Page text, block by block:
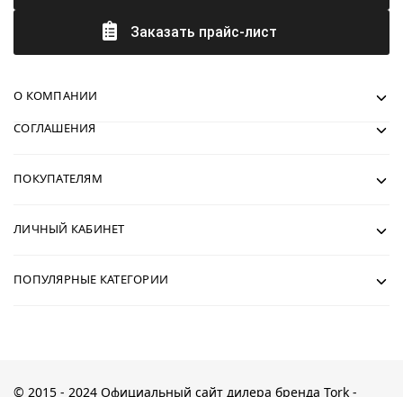
Заказать прайс-лист
О КОМПАНИИ
СОГЛАШЕНИЯ
ПОКУПАТЕЛЯМ
ЛИЧНЫЙ КАБИНЕТ
ПОПУЛЯРНЫЕ КАТЕГОРИИ
© 2015 - 2024 Официальный сайт дилера бренда Tork -